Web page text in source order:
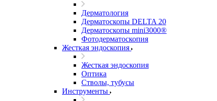
Дерматология
Дерматоскопы DELTA 20
Дерматоскопы mini3000®
Фотодерматоскопия
Жесткая эндоскопия
Жесткая эндоскопия
Оптика
Стволы, тубусы
Инструменты